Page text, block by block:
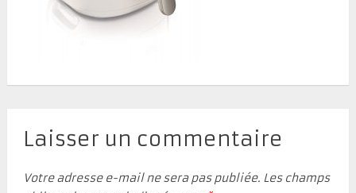
Laisser un commentaire
Votre adresse e-mail ne sera pas publiée. Les champs